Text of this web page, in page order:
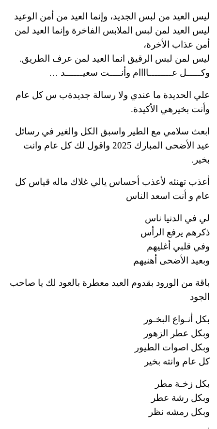
ليس العيد من لبس الجديد، وإنما العيد من أمن الوعيد
ليس العيد لمن لبس الملابس الفاخرة وإنما العيد لمن
أمن عذاب الأخرة،
ليس لمن لبس الرقيق انما العيد لمن عرف الطريق.
وكـــــل عــــــــاااام وأنــــت سعيــــــد …
علي الحديدة ما عندي ولا رسالة جديدةب س كل عام
وأنت بخيرهي الأكيدة.
ابعث سلامي مع الطير واسبق الكل والغير في رسائل
عيد الأضحى المبارك 2025 واقول لك كل عام وانت
بخير.
أعذب تهنئه لأعذب أحساس يالي غلاك ماله قياس كل
عام و أنت اسعد الناس
لي في الدنيا ناس
ذكرهم يرفع الرأس
وفي قلبي أغليهم
وبعيد الأضحى أهنيهم
باقة من الورود بقدوم العيد معطرة بالعود لك يا صاحب
الجود
بكل أنـواع البخـور
وبكل عطر الزهور
وبكل اصوات الطيور
كل عام وانته بخير
بكل زخـة مطر
وبكل رشة عطر
وبكل رمشه نظر